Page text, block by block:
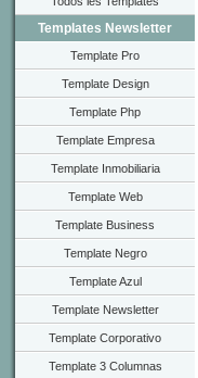
Templates Newsletter
Template Pro
Template Design
Template Php
Template Empresa
Template Inmobiliaria
Template Web
Template Business
Template Negro
Template Azul
Template Newsletter
Template Corporativo
Template 3 Columnas